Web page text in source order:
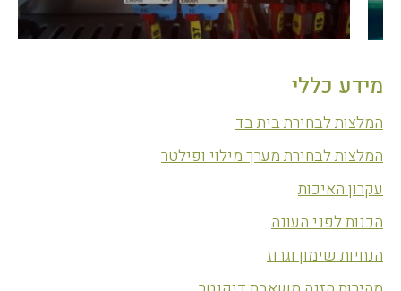
מידע כללי
המלצות לבחירת בית בד
המלצות לבחירת מערך מילוי ופילטר
עקרון האיכות
הכנות לפני העונה
הנחיות שימון וגרוז